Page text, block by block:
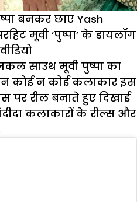
बनकर छाए Yash
मूवी ‘पुष्पा’ के डायलॉग
साउथ मूवी पुष्पा का
कोई न कोई कलाकार इस
पर रील बनाते हुए दिखाई
कलाकारों के रील्स और